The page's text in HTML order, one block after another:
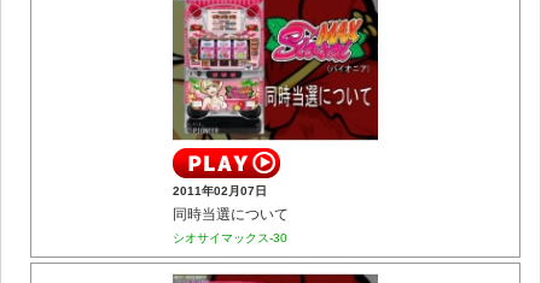
2011年02月07日
同時当選について
シオサイマックス-30